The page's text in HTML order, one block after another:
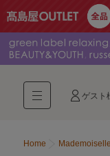
ゲスト
Home